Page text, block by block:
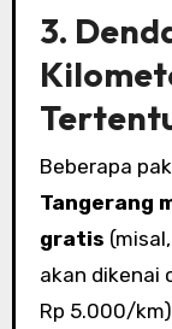
3.
Beberapa
Tangerang
gratis
akan dikenai
Rp 5.000/